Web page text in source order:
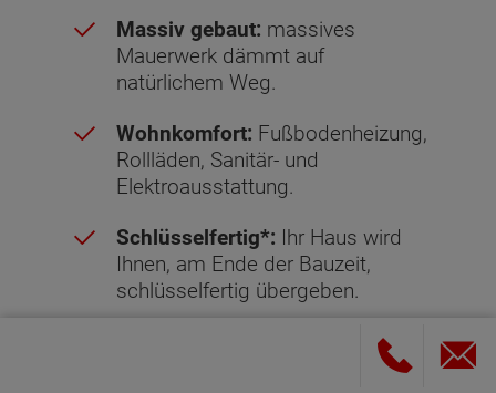
Massiv gebaut: massives
Mauerwerk dämmt auf
natürlichem Weg.
Wohnkomfort: Fußbodenheizung,
Rollläden, Sanitär- und
Elektroausstattung.
Schlüsselfertig*: Ihr Haus wird
Ihnen, am Ende der Bauzeit,
schlüsselfertig übergeben.